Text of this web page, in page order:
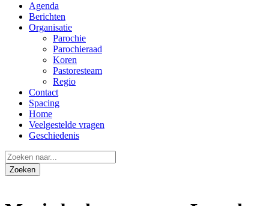
Agenda
Berichten
Organisatie
Parochie
Parochieraad
Koren
Pastoresteam
Regio
Contact
Spacing
Home
Veelgestelde vragen
Geschiedenis